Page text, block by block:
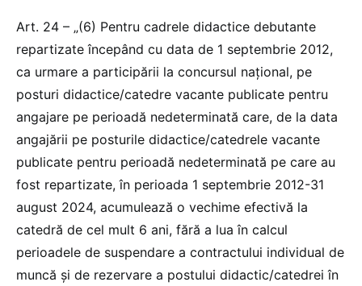
Art. 24 – „(6) Pentru cadrele didactice debutante
repartizate începând cu data de 1 septembrie 2012,
ca urmare a participării la concursul naţional, pe
posturi didactice/catedre vacante publicate pentru
angajare pe perioadă nedeterminată care, de la data
angajării pe posturile didactice/catedrele vacante
publicate pentru perioadă nedeterminată pe care au
fost repartizate, în perioada 1 septembrie 2012-31
august 2024, acumulează o vechime efectivă la
catedră de cel mult 6 ani, fără a lua în calcul
perioadele de suspendare a contractului individual de
muncă şi de rezervare a postului didactic/catedrei în